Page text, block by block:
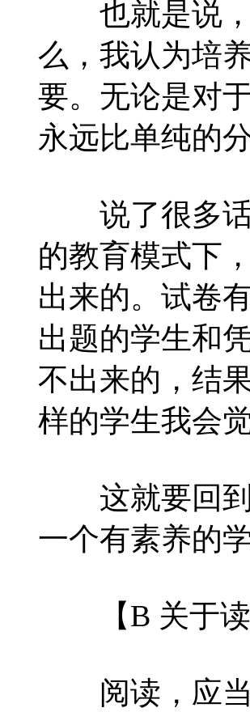
也就是说，
么，我认为培
要。无论是对
永远比单纯的
说了很多话
的教育模式下
出来的。试卷
出题的学生和
不出来的，结
样的学生我会
这就要回到
一个有素养的
【B 关于读
阅读，应当